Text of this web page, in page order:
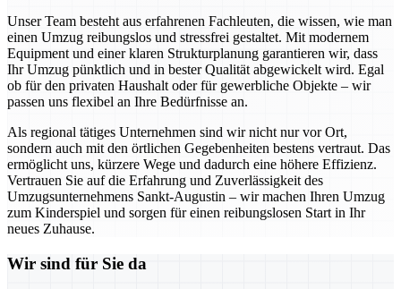
Unser Team besteht aus erfahrenen Fachleuten, die wissen, wie man
einen Umzug reibungslos und stressfrei gestaltet. Mit modernem
Equipment und einer klaren Strukturplanung garantieren wir, dass
Ihr Umzug pünktlich und in bester Qualität abgewickelt wird. Egal
ob für den privaten Haushalt oder für gewerbliche Objekte – wir
passen uns flexibel an Ihre Bedürfnisse an.
Als regional tätiges Unternehmen sind wir nicht nur vor Ort,
sondern auch mit den örtlichen Gegebenheiten bestens vertraut. Das
ermöglicht uns, kürzere Wege und dadurch eine höhere Effizienz.
Vertrauen Sie auf die Erfahrung und Zuverlässigkeit des
Umzugsunternehmens Sankt-Augustin – wir machen Ihren Umzug
zum Kinderspiel und sorgen für einen reibungslosen Start in Ihr
neues Zuhause.
Wir sind für Sie da